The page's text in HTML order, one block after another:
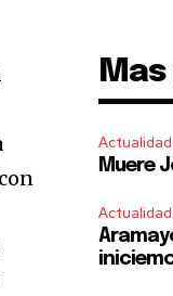
Actualidad
Muere
Actualidad